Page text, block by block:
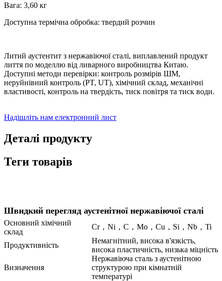
Вага: 3,60 кг
Доступна термічна обробка: твердий розчин
Литий аустентит з нержавіючої сталі, виплавлений продукт
лиття по моделлю від ливарного виробництва Китаю.
Доступні методи перевірки: контроль розмірів ШМ,
неруйнівний контроль (PT, UT), хімічний склад, механічні
властивості, контроль на твердість, тиск повітря та тиск води.
Надішліть нам електронний лист
Деталі продукту
Теги товарів
Швидкий перегляд аустенітної нержавіючої сталі
Основний хімічний
склад
Cr，Ni，C，Mo，Cu，Si，Nb，Ti
Продуктивність
Немагнітний, висока в'язкість,
висока пластичність, низька міцність
Визначення
Нержавіюча сталь з аустенітною
структурою при кімнатній
температурі